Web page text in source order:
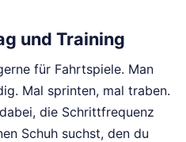
und Training
für Fahrtspiele. Man
Mal sprinten, mal traben.
die Schrittfrequenz
Schuh suchst, den du